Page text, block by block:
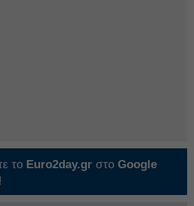
το Euro2day.gr στο Google